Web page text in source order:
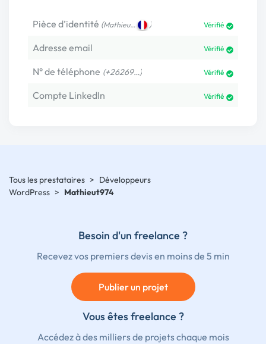
Pièce d’identité (Mathieu… ) Vérifié
Adresse email Vérifié
N° de téléphone (+26269…) Vérifié
Compte LinkedIn Vérifié
Tous les prestataires > Développeurs
WordPress > Mathieut974
Besoin d'un freelance ?
Recevez vos premiers devis en moins de 5 min
Publier un projet
Vous êtes freelance ?
Accédez à des milliers de projets chaque mois